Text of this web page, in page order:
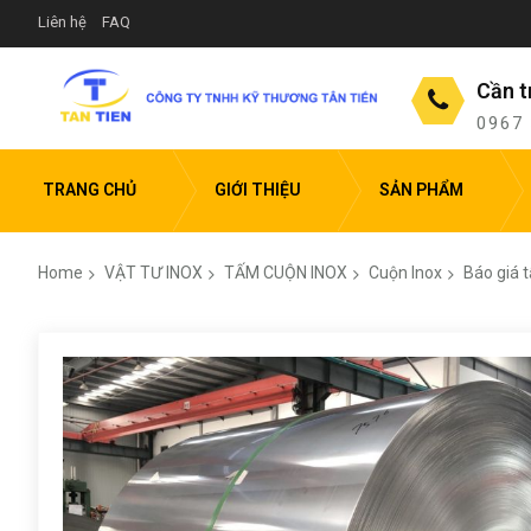
Liên hệ FAQ
Cần
0967
TRANG CHỦ GIỚI THIỆU SẢN PHẨM
Home VẬT TƯ INOX TẤM CUỘN INOX Cuộn Inox Báo giá
end
images
gallery